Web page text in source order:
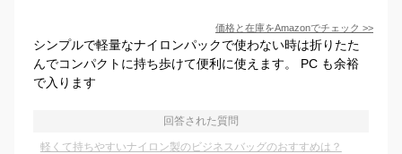
価格と在庫をAmazonでチェック >>
シンプルで軽量なナイロンパックで使わない時は折りたた
んでコンパクトに持ち歩けて便利に使えます。 PC も余裕
で入ります
回答された質問
軽くて持ちやすいナイロン製のビジネスバッグのおすすめは？